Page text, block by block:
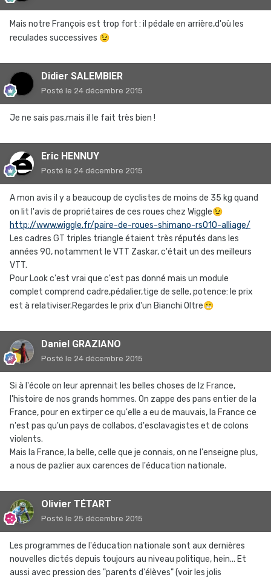
Mais notre François est trop fort : il pédale en arrière,d'où les
reculades successives 😉
Didier SALEMBIER
Posté le 24 décembre 2015
Je ne sais pas,mais il le fait très bien !
Eric HENNUY
Posté le 24 décembre 2015
A mon avis il y a beaucoup de cyclistes de moins de 35 kg quand
on lit l'avis de propriétaires de ces roues chez Wiggle😉
http://www.wiggle.fr/paire-de-roues-shimano-rs010-alliage/
Les cadres GT triples triangle étaient très réputés dans les
années 90, notamment le VTT Zaskar, c'était un des meilleurs
VTT.
Pour Look c'est vrai que c'est pas donné mais un module
complet comprend cadre,pédalier,tige de selle, potence: le prix
est à relativiser.Regardes le prix d'un Bianchi Oltre😬
Daniel GRAZIANO
Posté le 24 décembre 2015
Si à l'école on leur aprennait les belles choses de lz France,
l'histoire de nos grands hommes. On zappe des pans entier de la
France, pour en extirper ce qu'elle a eu de mauvais, la France ce
n'est pas qu'un pays de collabos, d'esclavagistes et de colons
violents.
Mais la France, la belle, celle que je connais, on ne l'enseigne plus,
a nous de pazlier aux carences de l'éducation nationale.
Olivier TÉTART
Posté le 25 décembre 2015
Les programmes de l'éducation nationale sont aux dernières
nouvelles dictés depuis toujours au niveau politique, hein... Et
aussi avec pression des "parents d'élèves" (voir les jolis